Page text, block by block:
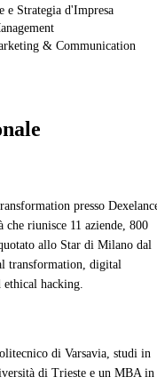
e Strategia d'Impresa
& Communication
presso
che riunisce 11 aziende, 800
allo Star di Milano dal
transformation, digital
ethical hacking.
di Varsavia, studi in
di Trieste e un MBA in